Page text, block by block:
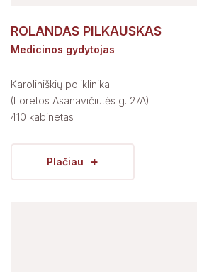
ROLANDAS PILKAUSKAS
Medicinos gydytojas
Karoliniškių poliklinika
(Loretos Asanavičiūtės g. 27A)
410 kabinetas
Plačiau +